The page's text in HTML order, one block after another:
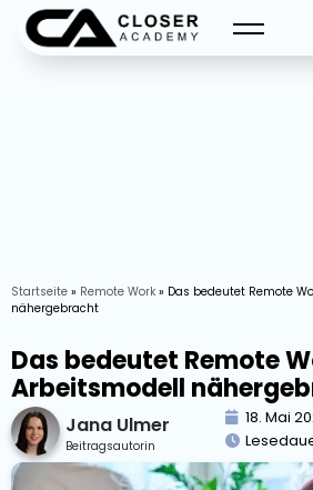
Startseite » Remote Work » Das bedeutet Remote
nähergebracht
Das bedeutet Remote
Arbeitsmodell
Jana Ulmer
Beitragsautorin
18. Mai